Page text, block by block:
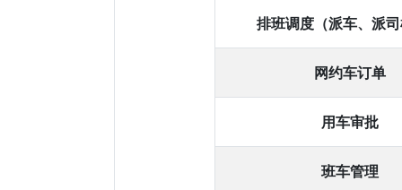
排班调度（派车、派
网约车订单
用车审批
班车管理